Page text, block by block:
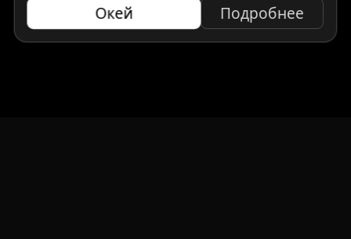
Окей Подробнее